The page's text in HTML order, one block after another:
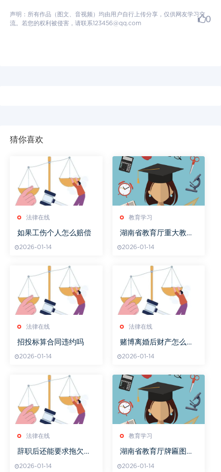
声明：所有作品（图文、音视频）均由用户自行上传分享，仅供网友学习交
流。若您的权利被侵害，请联系123456@qq.com
0
猜你喜欢
法律在线
如果工伤个人怎么赔偿
2026-01-14
教育学习
湖南省教育厅重大教育
2026-01-14
法律在线
招投标算合同违约吗
2026-01-14
法律在线
赌博离婚后财产怎么判
2026-01-14
法律在线
辞职后还能要求拖欠工
2026-01-14
教育学习
湖南省教育厅牌匾图片
2026-01-14